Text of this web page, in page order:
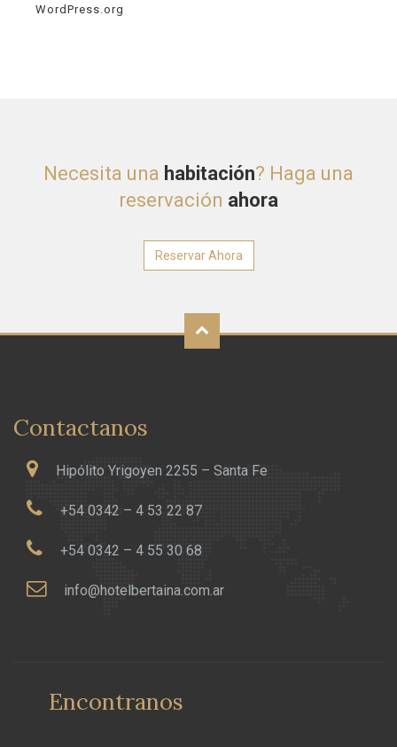
WordPress.org
Necesita una habitación? Haga una
reservación ahora
Reservar Ahora
Contactanos
Hipólito Yrigoyen 2255 – Santa Fe
+54 0342 – 4 53 22 87
+54 0342 – 4 55 30 68
info@hotelbertaina.com.ar
Encontranos